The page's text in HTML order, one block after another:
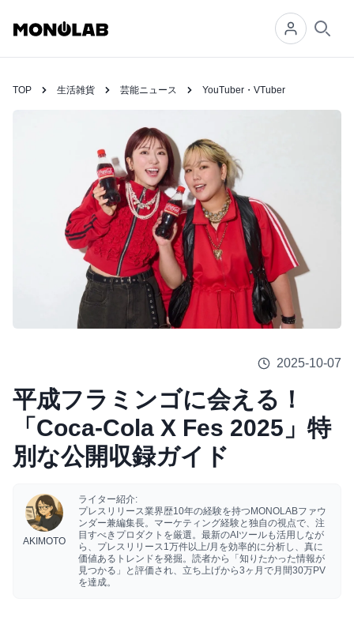
TOP 生活雑貨 芸能ニュース YouTuber・VTuber
2025-10-07
平成フラミンゴに会える！
「Coca-Cola X Fes 2025」特
別な公開収録ガイド
AKIMOTO
ライター紹介:
プレスリリース業界歴10年の経験を持つMONOLABファウ
ンダー兼編集長。マーケティング経験と独自の視点で、注
目すべきプロダクトを厳選。最新のAIツールも活用しなが
ら、プレスリリース1万件以上/月を効率的に分析し、真に
価値あるトレンドを発掘。読者から「知りたかった情報が
見つかる」と評価され、立ち上げから3ヶ月で月間30万PV
を達成。